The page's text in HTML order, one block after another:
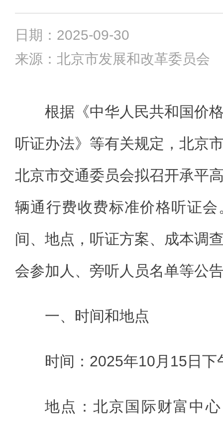
日期：2025-09-30
来源：北京市发展和改革委员会
根据《中华人民共和国价
听证办法》等有关规定，北京
北京市交通委员会拟召开承平
辆通行费收费标准价格听证
间、地点，听证方案、成本调
会参加人、旁听人员名单等公
一、时间和地点
时间：2025年10月15日下
地点：北京国际财富中